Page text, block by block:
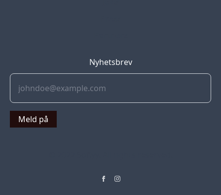
Nyhetsbrev
Meld på